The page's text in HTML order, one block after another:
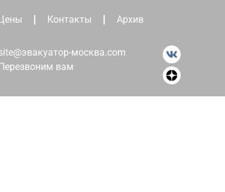
Контакты Архив
москва.com
вам